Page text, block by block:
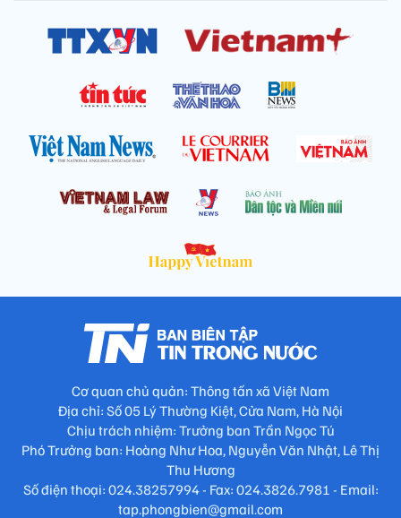
Cơ quan chủ quản: Thông tấn xã Việt Nam
Địa chỉ: Số 05 Lý Thường Kiệt, Cửa Nam, Hà Nội
Chịu trách nhiệm: Trưởng ban Trần Ngọc Tú
Phó Trưởng ban: Hoàng Như Hoa, Nguyễn Văn Nhật, Lê Thị
Thu Hương
Số điện thoại: 024.38257994 - Fax: 024.3826.7981 - Email:
tap.phongbien@gmail.com